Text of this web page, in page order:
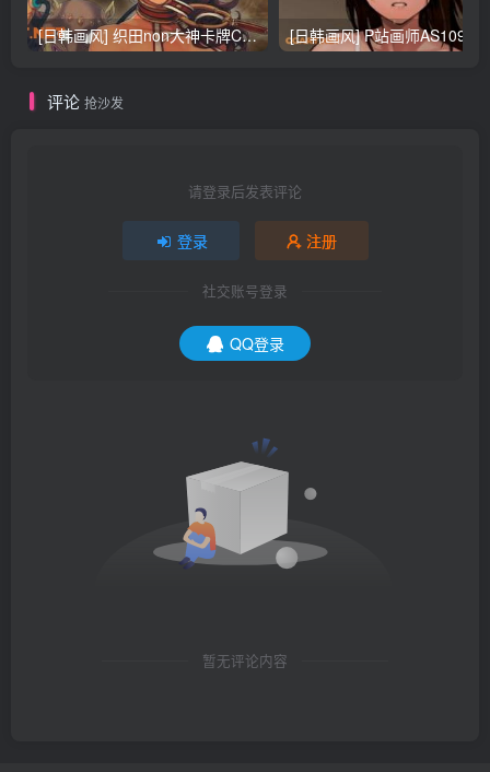
[日韩画风] 织田non大神卡牌CG插画设计画集256P 161M_CG原画资源
评论 抢沙发
请登录后发表评论
登录 注册
社交账号登录
QQ登录
暂无评论内容